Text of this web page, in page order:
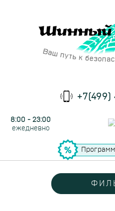
8:00 - 23:00
ежедневно